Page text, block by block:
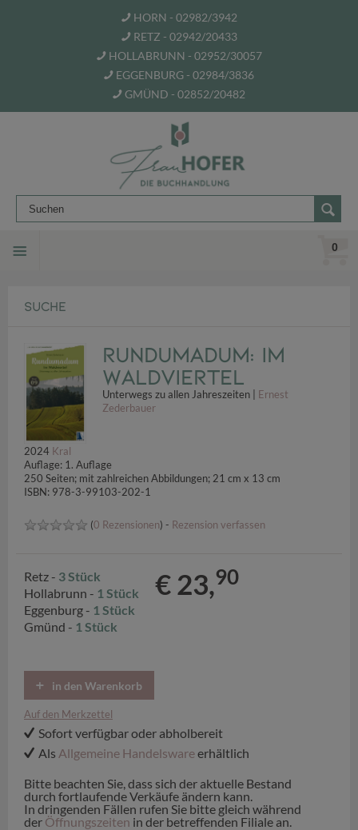
HORN - 02982/3942
RETZ - 02942/20433
HOLLABRUNN - 02952/30057
EGGENBURG - 02984/3836
GMÜND - 02852/20482
0
SUCHE
Rundumadum: Im
Waldviertel
Unterwegs zu allen Jahreszeiten | Ernest
Zederbauer
2024 Kral
Auflage: 1. Auflage
250 Seiten; mit zahlreichen Abbildungen; 21 cm x 13 cm
ISBN: 978-3-99103-202-1
(0 Rezensionen) - Rezension verfassen
Retz - 3 Stück
Hollabrunn - 1 Stück
Eggenburg - 1 Stück
Gmünd - 1 Stück
€ 23,90
in den Warenkorb
Auf den Merkzettel
Sofort verfügbar oder abholbereit
Als Allgemeine Handelswareerhältlich
Bitte beachten Sie, dass sich der aktuelle Bestand
durch fortlaufende Verkäufe ändern kann.
In dringenden Fällen rufen Sie bitte gleich während
der Öffnungszeiten in der betreffenden Filiale an.